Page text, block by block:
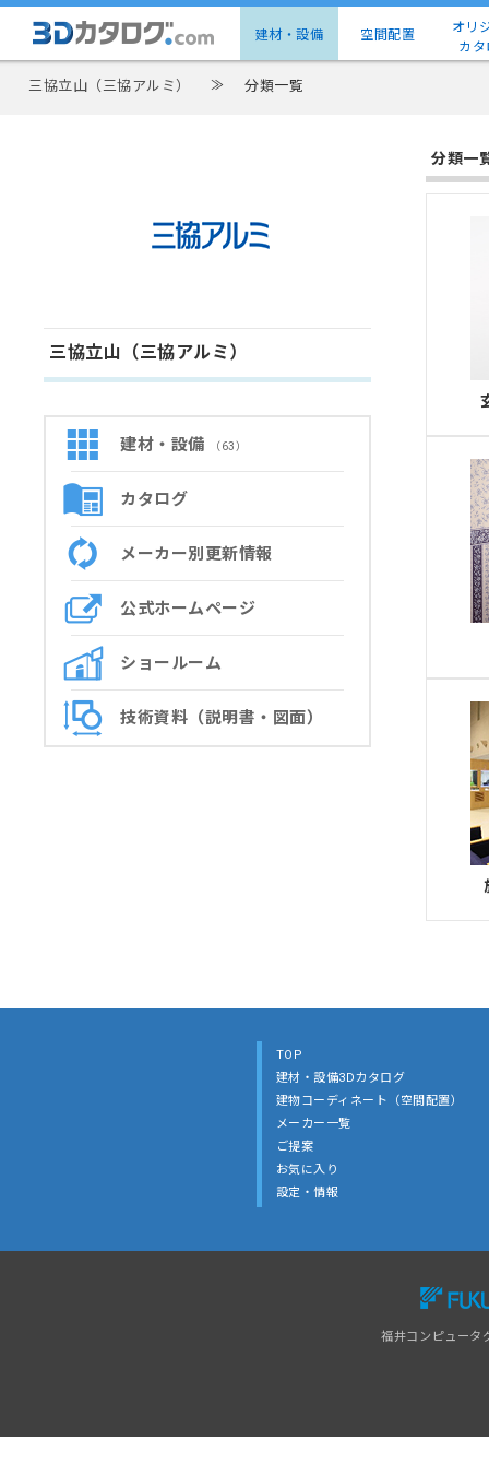
建材・設備 空間配置
オリ
カタ
三協立山（三協アルミ） ≫ 分類一覧
三協立山（三協アルミ）
建材・設備 （63）
カタログ
メーカー別更新情報
公式ホームページ
ショールーム
技術資料（説明書・図面）
分類一
TOP
建材・設備3Dカタログ
建物コーディネート（空間配置）
メーカー一覧
ご提案
お気に入り
設定・情報
福井コンピュータ